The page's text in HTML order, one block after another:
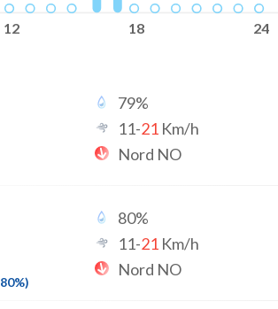
12 18 24
79%
11-21 Km/h
Nord NO
80%)
80%
11-21 Km/h
Nord NO